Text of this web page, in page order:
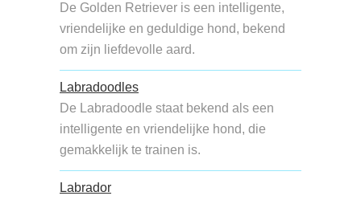
De Golden Retriever is een intelligente,
vriendelijke en geduldige hond, bekend
om zijn liefdevolle aard.
Labradoodles
De Labradoodle staat bekend als een
intelligente en vriendelijke hond, die
gemakkelijk te trainen is.
Labrador